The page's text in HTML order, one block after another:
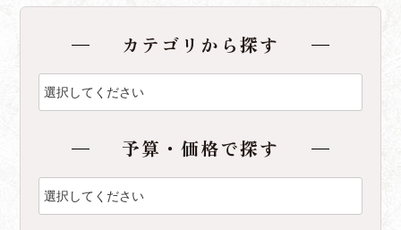
カテゴリから探す
予算・価格で探す